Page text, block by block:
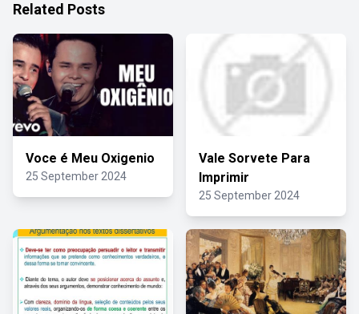
Related Posts
Voce é Meu Oxigenio
25 September 2024
Vale Sorvete Para
Imprimir
25 September 2024